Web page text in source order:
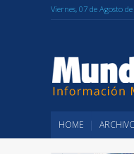
Viernes, 07 de Agosto
HOME